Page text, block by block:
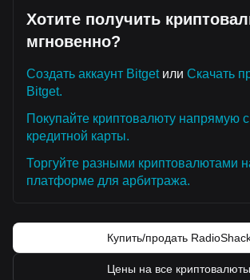
Хотите получить
мгновенно?
Создать аккаунт Bitgetили Скачать
Bitget.
Покупайте криптовалюту напрямую
кредитной карты.
Торгуйте разными криптовалютами
платформе для арбитража.
Купить/продать
Цены на все криптовалюты